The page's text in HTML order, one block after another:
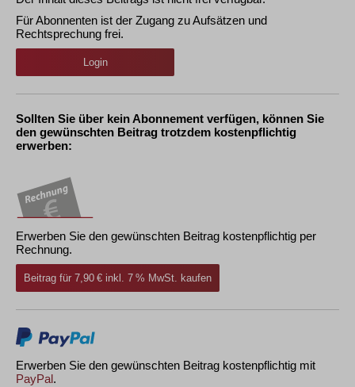
Für Abonnenten ist der Zugang zu Aufsätzen und
Rechtsprechung frei.
Login
Sollten Sie über kein Abonnement verfügen, können Sie
den gewünschten Beitrag trotzdem kostenpflichtig
erwerben:
Erwerben Sie den gewünschten Beitrag kostenpflichtig per
Rechnung.
Beitrag für 7,90 € inkl. 7 % MwSt. kaufen
Erwerben Sie den gewünschten Beitrag kostenpflichtig mit
PayPal.